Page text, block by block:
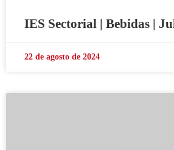
IES Sectorial | Bebidas |
22 de agosto de 2024